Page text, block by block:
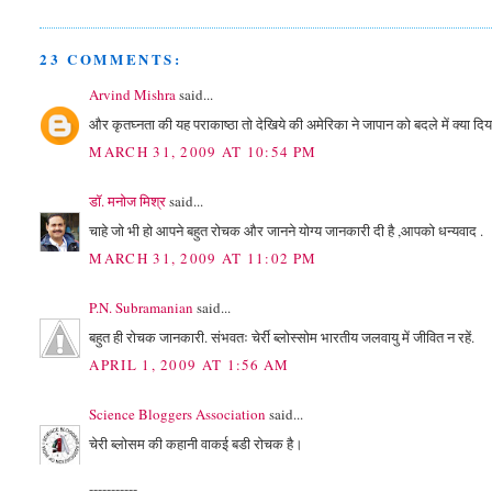
23 COMMENTS:
Arvind Mishrasaid...
और कृतघ्नता की यह पराकाष्ठा तो देखिये की अमेरिका ने जापान को बदले में क्या
MARCH 31, 2009 AT 10:54 PM
डॉ. मनोज मिश्रsaid...
चाहे जो भी हो आपने बहुत रोचक और जानने योग्य जानकारी दी है ,आपको धन्यवाद .
MARCH 31, 2009 AT 11:02 PM
P.N. Subramanian said...
बहुत ही रोचक जानकारी. संभवतः चेर्री ब्लोस्सोम भारतीय जलवायु में जीवित न रहें.
APRIL 1, 2009 AT 1:56 AM
Science Bloggers Association said...
चेरी ब्‍लोसम की कहानी वाकई बडी रोचक है।
-----------